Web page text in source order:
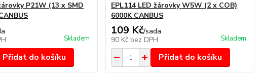
P21W (13 x SMD
Skladem
Přidat do košíku
EPL114 LED žárovky W5W (2 x COB)
6000K CANBUS
109 Kč/sada
90 Kč bez DPH Skladem
Přidat do košíku